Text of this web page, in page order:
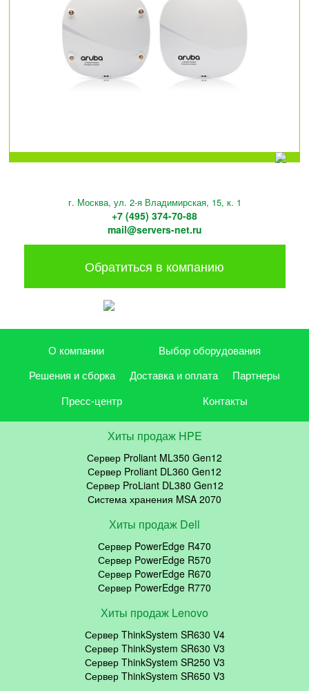
г. Москва, ул. 2-я Владимирская, 15, к. 1
+7 (495) 374-70-88
mail@servers-net.ru
Обратиться в компанию
О компании
Выбор оборудования
Решения и сборка
Доставка и оплата
Партнеры
Пресс-центр
Контакты
Хиты продаж HPE
Сервер Proliant ML350 Gen12
Сервер Proliant DL360 Gen12
Сервер ProLiant DL380 Gen12
Система хранения MSA 2070
Хиты продаж Dell
Сервер PowerEdge R470
Сервер PowerEdge R570
Сервер PowerEdge R670
Сервер PowerEdge R770
Хиты продаж Lenovo
Сервер ThinkSystem SR630 V4
Сервер ThinkSystem SR630 V3
Сервер ThinkSystem SR250 V3
Сервер ThinkSystem SR650 V3